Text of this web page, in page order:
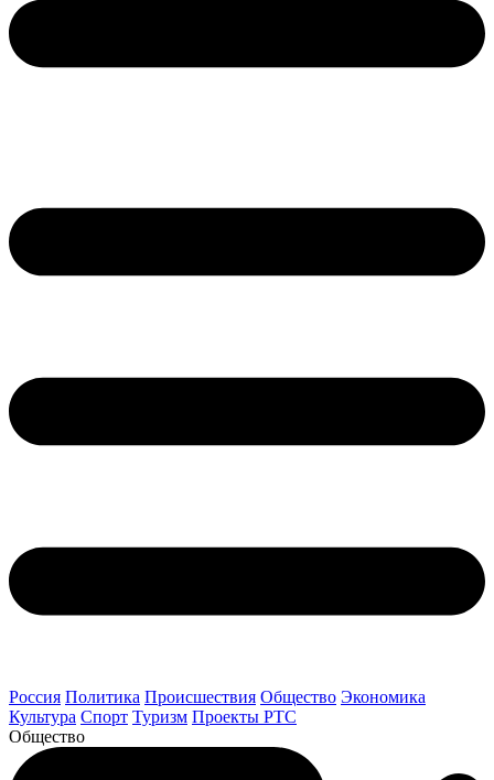
Россия Политика Происшествия Общество Экономика
Культура Спорт Туризм Проекты РТС
Общество